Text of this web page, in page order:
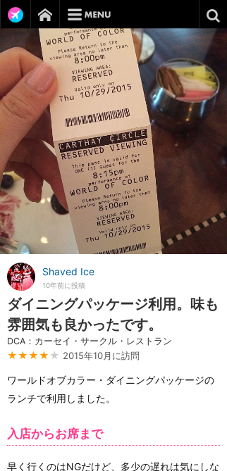
Shaved Ice
10年前に投稿
ダイニングパッケージ利用。味も
雰囲気も良かったです。
DCA：カーセイ・サークル・レストラン
★★★★ ★ 2015年10月に訪問
ワールドオブカラー・ダイニングパッケージの
ランチで利用しました。
入店からお席まで
早く行くのはNGだけど、多少の遅れは気にしな